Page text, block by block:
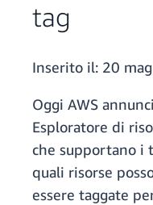
tag
Inserito il: 20
Oggi AWS
Esploratore di
che supportano i
quali risorse
essere taggate